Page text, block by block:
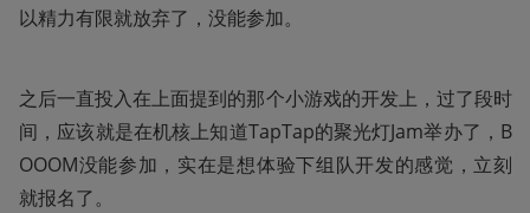
以精力有限就放弃了，没能参加。
之后一直投入在上面提到的那个小游戏的开发上，过了段时
间，应该就是在机核上知道TapTap的聚光灯Jam举办了，B
OOOM没能参加，实在是想体验下组队开发的感觉，立刻
就报名了。